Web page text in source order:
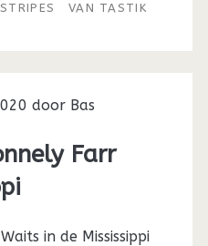
VAN TASTIK
door Bas
Farr
in de Mississippi